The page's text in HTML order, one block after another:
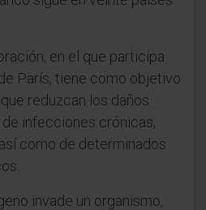
en el que participa
París, tiene como objetivo
reduzcan los daños
infecciones crónicas,
como de determinados
invade un organismo,